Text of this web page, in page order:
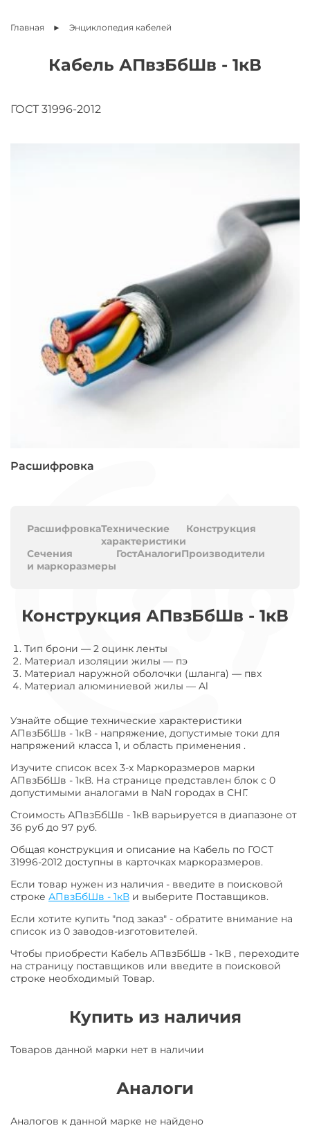
Главная Энциклопедия кабелей
Кабель АПвзБбШв - 1кВ
ГОСТ 31996-2012
Расшифровка
РасшифровкаТехнические
характеристики
Конструкция
Сечения
и маркоразмеры
ГостАналогиПроизводители
Конструкция АПвзБбШв - 1кВ
Тип брони — 2 оцинк ленты
Материал изоляции жилы — пэ
Материал наружной оболочки (шланга) — пвх
Материал алюминиевой жилы — Al
Узнайте общие технические характеристики
АПвзБбШв - 1кВ - напряжение, допустимые токи для
напряжений класса 1, и область применения .
Изучите список всех 3-х Маркоразмеров марки
АПвзБбШв - 1кВ. На странице представлен блок с 0
допустимыми аналогами в NaN городах в СНГ.
Стоимость АПвзБбШв - 1кВ варьируется в диапазоне от
36 руб до 97 руб.
Общая конструкция и описание на Кабель по ГОСТ
31996-2012 доступны в карточках маркоразмеров.
Если товар нужен из наличия - введите в поисковой
строке АПвзБбШв - 1кВ и выберите Поставщиков.
Если хотите купить "под заказ" - обратите внимание на
список из 0 заводов-изготовителей.
Чтобы приобрести Кабель АПвзБбШв - 1кВ , переходите
на страницу поставщиков или введите в поисковой
строке необходимый Товар.
Купить из наличия
Товаров данной марки нет в наличии
Аналоги
Аналогов к данной марке не найдено